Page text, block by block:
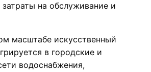
на обслуживание и
масштабе искусственный
в городские и
водоснабжения,